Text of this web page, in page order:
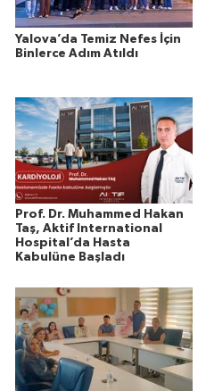
Yalova’da Temiz Nefes İçin
Binlerce Adım Atıldı
Prof. Dr. Muhammed Hakan
Taş, Aktif International
Hospital’da Hasta
Kabulüne Başladı